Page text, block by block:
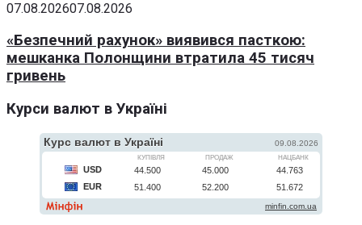
07.08.202607.08.2026
«Безпечний рахунок» виявився пасткою:
мешканка Полонщини втратила 45 тисяч
гривень
Курси валют в Україні